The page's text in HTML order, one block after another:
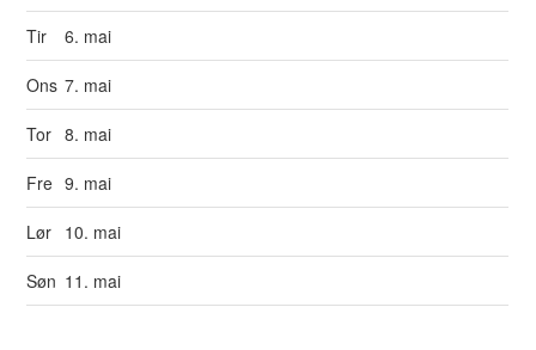
Tir 6. mai
Ons 7. mai
Tor 8. mai
Fre 9. mai
Lør 10. mai
Søn 11. mai